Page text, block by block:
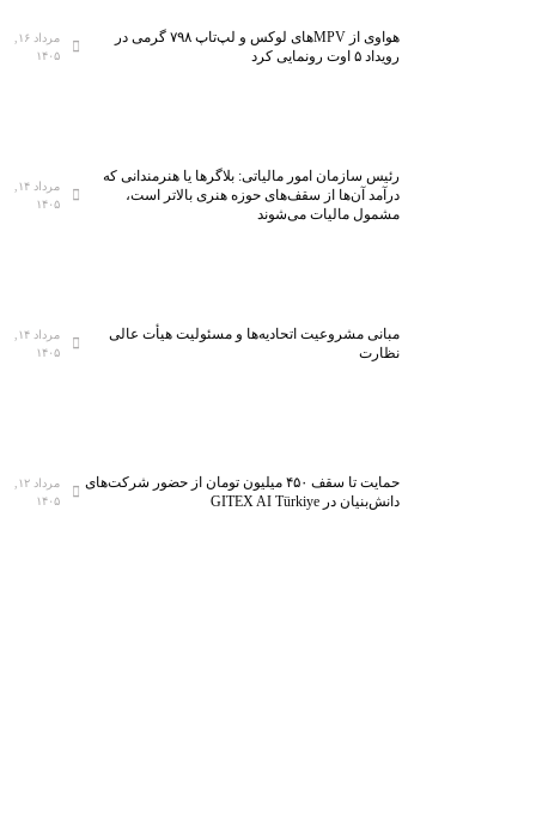
هواوی از MPVهای لوکس و لپ‌تاپ ۷۹۸ گرمی در
رویداد ۵ اوت رونمایی کرد
۱۴۰۵
رئیس سازمان امور مالیاتی: بلاگر‌ها یا هنرمندانی که
درآمد آن‌ها از سقف‌های حوزه هنری بالاتر است،
مشمول مالیات می‌شوند
۱۴۰۵
مبانی مشروعیت اتحادیه‌ها و مسئولیت هیأت عالی
نظارت
۱۴۰۵
حمایت تا سقف ۴۵۰ میلیون تومان از حضور شرکت‌های
دانش‌بنیان در GITEX AI Türkiye
۱۴۰۵